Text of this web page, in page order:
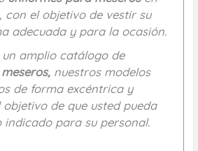
con el objetivo de vestir su
adecuada y para la ocasión.
un amplio catálogo de
nuestros modelos
de forma excéntrica y
de que usted pueda
indicado para su personal.